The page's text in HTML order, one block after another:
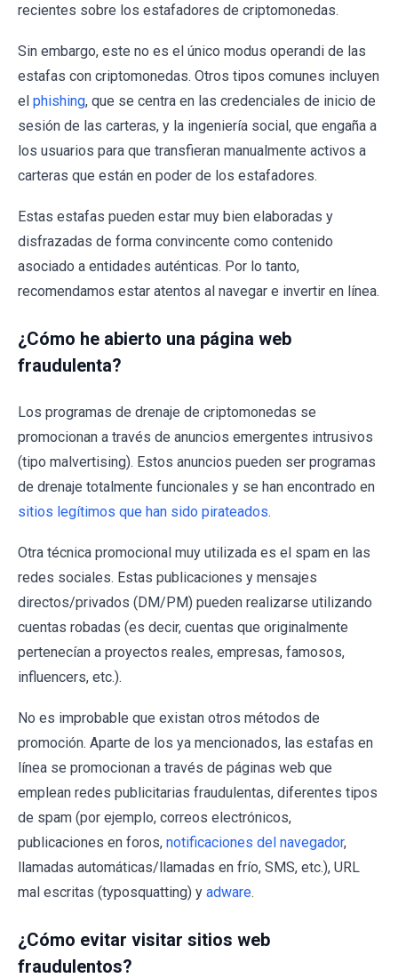
recientes sobre los estafadores de criptomonedas.
Sin embargo, este no es el único modus operandi de las
estafas con criptomonedas. Otros tipos comunes incluyen
el phishing, que se centra en las credenciales de inicio de
sesión de las carteras, y la ingeniería social, que engaña a
los usuarios para que transfieran manualmente activos a
carteras que están en poder de los estafadores.
Estas estafas pueden estar muy bien elaboradas y
disfrazadas de forma convincente como contenido
asociado a entidades auténticas. Por lo tanto,
recomendamos estar atentos al navegar e invertir en línea.
¿Cómo he abierto una página web
fraudulenta?
Los programas de drenaje de criptomonedas se
promocionan a través de anuncios emergentes intrusivos
(tipo malvertising). Estos anuncios pueden ser programas
de drenaje totalmente funcionales y se han encontrado en
sitios legítimos que han sido pirateados.
Otra técnica promocional muy utilizada es el spam en las
redes sociales. Estas publicaciones y mensajes
directos/privados (DM/PM) pueden realizarse utilizando
cuentas robadas (es decir, cuentas que originalmente
pertenecían a proyectos reales, empresas, famosos,
influencers, etc.).
No es improbable que existan otros métodos de
promoción. Aparte de los ya mencionados, las estafas en
línea se promocionan a través de páginas web que
emplean redes publicitarias fraudulentas, diferentes tipos
de spam (por ejemplo, correos electrónicos,
publicaciones en foros, notificaciones del navegador,
llamadas automáticas/llamadas en frío, SMS, etc.), URL
mal escritas (typosquatting) y adware.
¿Cómo evitar visitar sitios web
fraudulentos?